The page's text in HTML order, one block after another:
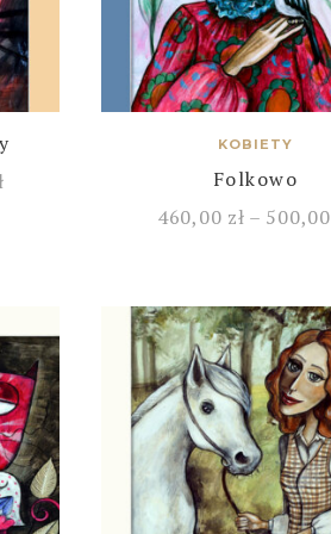
KOBIETY
Folkowo
460,00 zł – 500,00